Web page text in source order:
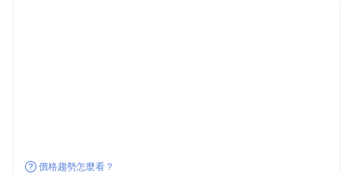
價格趨勢怎麼看？